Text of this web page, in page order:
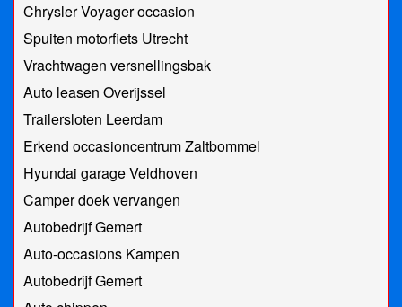
Chrysler Voyager occasion
Spuiten motorfiets Utrecht
Vrachtwagen versnellingsbak
Auto leasen Overijssel
Trailersloten Leerdam
Erkend occasioncentrum Zaltbommel
Hyundai garage Veldhoven
Camper doek vervangen
Autobedrijf Gemert
Auto-occasions Kampen
Autobedrijf Gemert